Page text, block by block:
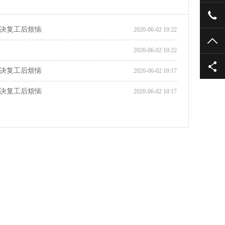
2020-06-02 10:22
复工后烦恼
2020-06-02 10:22
2020-06-02 10:17
复工后烦恼
2020-06-02 10:17
复工后烦恼